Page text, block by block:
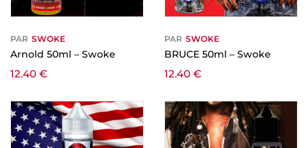
PAR SWOKE
Arnold 50ml – Swoke
12.40 €
PAR SWOKE
BRUCE 50ml – Swoke
12.40 €